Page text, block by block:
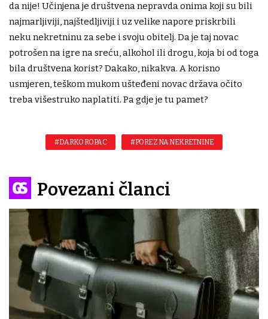
da nije! Učinjena je društvena nepravda onima koji su bili
najmarljiviji, najštedljiviji i uz velike napore priskrbili
neku nekretninu za sebe i svoju obitelj. Da je taj novac
potrošen na igre na sreću, alkohol ili drogu, koja bi od toga
bila društvena korist? Dakako, nikakva. A korisno
usmjeren, teškom mukom ušteđeni novac država očito
treba višestruko naplatiti. Pa gdje je tu pamet?
#DARKO ROPAC #POREZ NA NEKRETNINE
Povezani članci